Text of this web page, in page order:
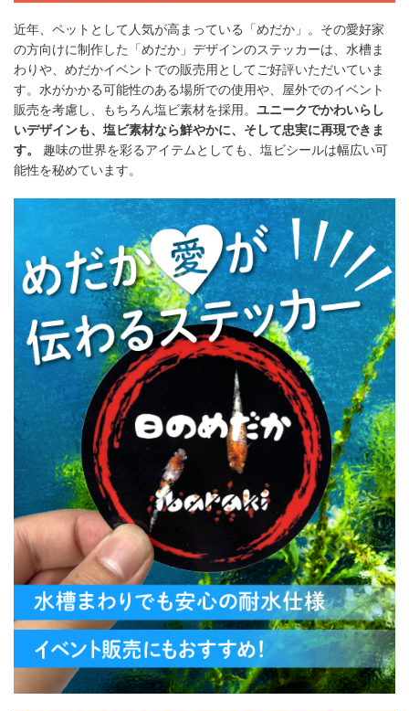
近年、ペットとして人気が高まっている「めだか」。その愛好家
の方向けに制作した「めだか」デザインのステッカーは、水槽ま
わりや、めだかイベントでの販売用としてご好評いただいていま
す。水がかかる可能性のある場所での使用や、屋外でのイベント
販売を考慮し、もちろん塩ビ素材を採用。 ユニークでかわいらし
いデザインも、塩ビ素材なら鮮やかに、そして忠実に再現できま
す。
趣味の世界を彩るアイテムとしても、塩ビシールは幅広い可
能性を秘めています。